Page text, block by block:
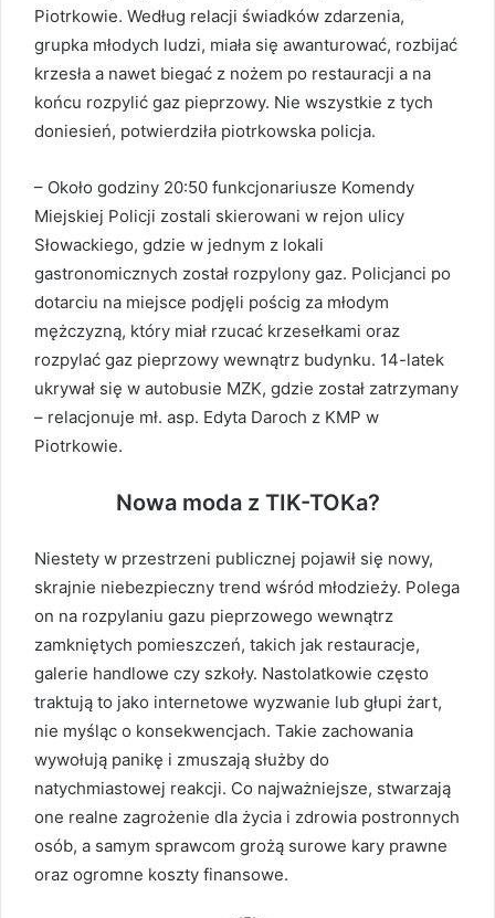
Piotrkowie. Według relacji świadków zdarzenia,
grupka młodych ludzi, miała się awanturować, rozbijać
krzesła a nawet biegać z nożem po restauracji a na
końcu rozpylić gaz pieprzowy. Nie wszystkie z tych
doniesień, potwierdziła piotrkowska policja.
– Około godziny 20:50 funkcjonariusze Komendy
Miejskiej Policji zostali skierowani w rejon ulicy
Słowackiego, gdzie w jednym z lokali
gastronomicznych został rozpylony gaz. Policjanci po
dotarciu na miejsce podjęli pościg za młodym
mężczyzną, który miał rzucać krzesełkami oraz
rozpylać gaz pieprzowy wewnątrz budynku. 14-latek
ukrywał się w autobusie MZK, gdzie został zatrzymany
– relacjonuje mł. asp. Edyta Daroch z KMP w
Piotrkowie.
Nowa moda z TIK-TOKa?
Niestety w przestrzeni publicznej pojawił się nowy,
skrajnie niebezpieczny trend wśród młodzieży. Polega
on na rozpylaniu gazu pieprzowego wewnątrz
zamkniętych pomieszczeń, takich jak restauracje,
galerie handlowe czy szkoły. Nastolatkowie często
traktują to jako internetowe wyzwanie lub głupi żart,
nie myśląc o konsekwencjach. Takie zachowania
wywołują panikę i zmuszają służby do
natychmiastowej reakcji. Co najważniejsze, stwarzają
one realne zagrożenie dla życia i zdrowia postronnych
osób, a samym sprawcom grożą surowe kary prawne
oraz ogromne koszty finansowe.